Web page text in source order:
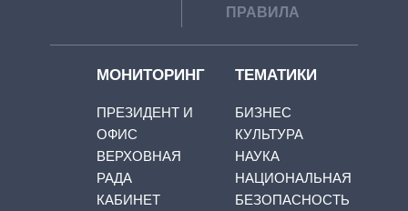
ПРАВИЛА
МОНИТОРИНГ
ПРЕЗИДЕНТ И
ОФИС
ВЕРХОВНАЯ
РАДА
КАБИНЕТ
ТЕМАТИКИ
БИЗНЕС
КУЛЬТУРА
НАУКА
НАЦИОНАЛЬНАЯ
БЕЗОПАСНОСТЬ